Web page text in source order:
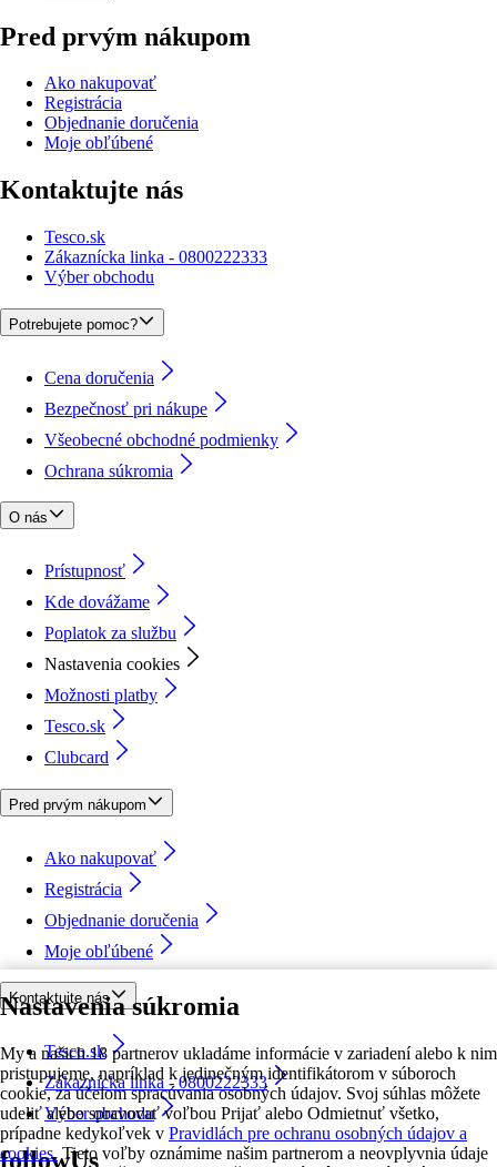
Nastavenia súkromia
My a našich 18 partnerov ukladáme informácie v zariadení alebo k nim
pristupujeme, napríklad k jedinečným identifikátorom v súboroch
cookie, za účelom spracúvania osobných údajov. Svoj súhlas môžete
udeliť alebo spravovať voľbou Prijať alebo Odmietnuť všetko,
prípadne kedykoľvek v Pravidlách pre ochranu osobných údajov a
cookies. Tieto voľby oznámime našim partnerom a neovplyvnia údaje
Pred prvým nákupom
Ako nakupovať
Registrácia
Objednanie doručenia
Moje obľúbené
Kontaktujte nás
Tesco.sk
Zákaznícka linka - 0800222333
Výber obchodu
Potrebujete pomoc?
Cena doručenia
Bezpečnosť pri nákupe
Všeobecné obchodné podmienky
Ochrana súkromia
O nás
Prístupnosť
Kde dovážame
Poplatok za službu
Nastavenia cookies
Možnosti platby
Tesco.sk
Clubcard
Pred prvým nákupom
Ako nakupovať
Registrácia
Objednanie doručenia
Moje obľúbené
Kontaktujte nás
Tesco.sk
Zákaznícka linka - 0800222333
Výber obchodu
followUs